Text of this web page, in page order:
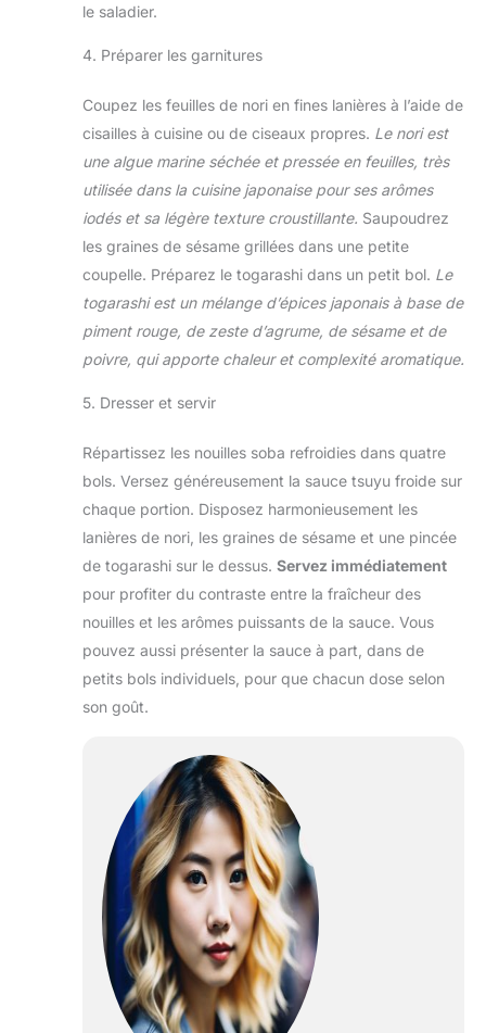
le saladier.
4. Préparer les garnitures
Coupez les feuilles de nori en fines lanières à l’aide de
cisailles à cuisine ou de ciseaux propres. Le nori est
une algue marine séchée et pressée en feuilles, très
utilisée dans la cuisine japonaise pour ses arômes
iodés et sa légère texture croustillante. Saupoudrez
les graines de sésame grillées dans une petite
coupelle. Préparez le togarashi dans un petit bol. Le
togarashi est un mélange d’épices japonais à base de
piment rouge, de zeste d’agrume, de sésame et de
poivre, qui apporte chaleur et complexité aromatique.
5. Dresser et servir
Répartissez les nouilles soba refroidies dans quatre
bols. Versez généreusement la sauce tsuyu froide sur
chaque portion. Disposez harmonieusement les
lanières de nori, les graines de sésame et une pincée
de togarashi sur le dessus. Servez immédiatement
pour profiter du contraste entre la fraîcheur des
nouilles et les arômes puissants de la sauce. Vous
pouvez aussi présenter la sauce à part, dans de
petits bols individuels, pour que chacun dose selon
son goût.